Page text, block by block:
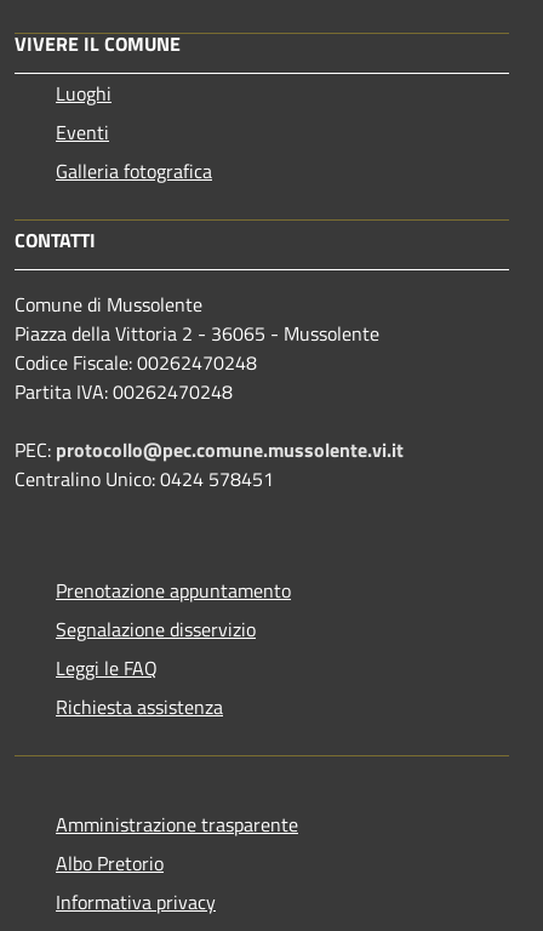
VIVERE IL COMUNE
Luoghi
Eventi
Galleria fotografica
CONTATTI
Comune di Mussolente
Piazza della Vittoria 2 - 36065 - Mussolente
Codice Fiscale: 00262470248
Partita IVA: 00262470248
PEC: protocollo@pec.comune.mussolente.vi.it
Centralino Unico: 0424 578451
Prenotazione appuntamento
Segnalazione disservizio
Leggi le FAQ
Richiesta assistenza
Amministrazione trasparente
Albo Pretorio
Informativa privacy